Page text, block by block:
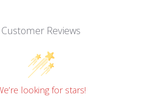
Customer Reviews
looking for stars!